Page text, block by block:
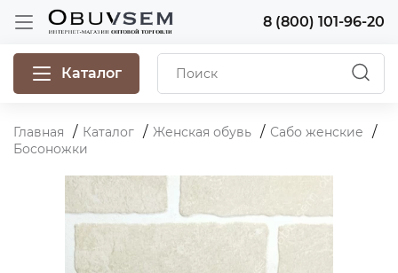
8 (800) 101-96-20
Каталог
Главная Каталог Женская обувь
Сабо женские
Босоножки